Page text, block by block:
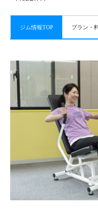
ジム情報TOP プラン・